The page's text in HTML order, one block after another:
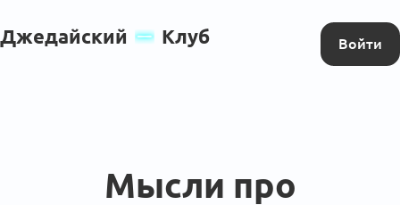
Джедайский Клуб Войти
Мысли про